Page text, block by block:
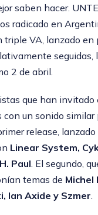
saben hacer.
radicado en
triple VA, lanzado en
seguidas,
2 de abril.
que han invitado
con un sonido similar
release,
Linear System,
Paul . El segundo,
temas de Michel
Ian Axide y Szmer